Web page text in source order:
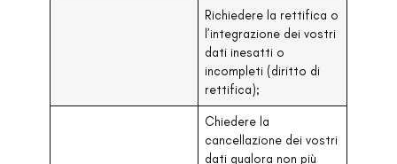
Richiedere la rettifica o
l’integrazione dei vostri
dati inesatti o
incompleti (diritto di
rettifica);
Chiedere la
cancellazione dei vostri
dati qualora non più